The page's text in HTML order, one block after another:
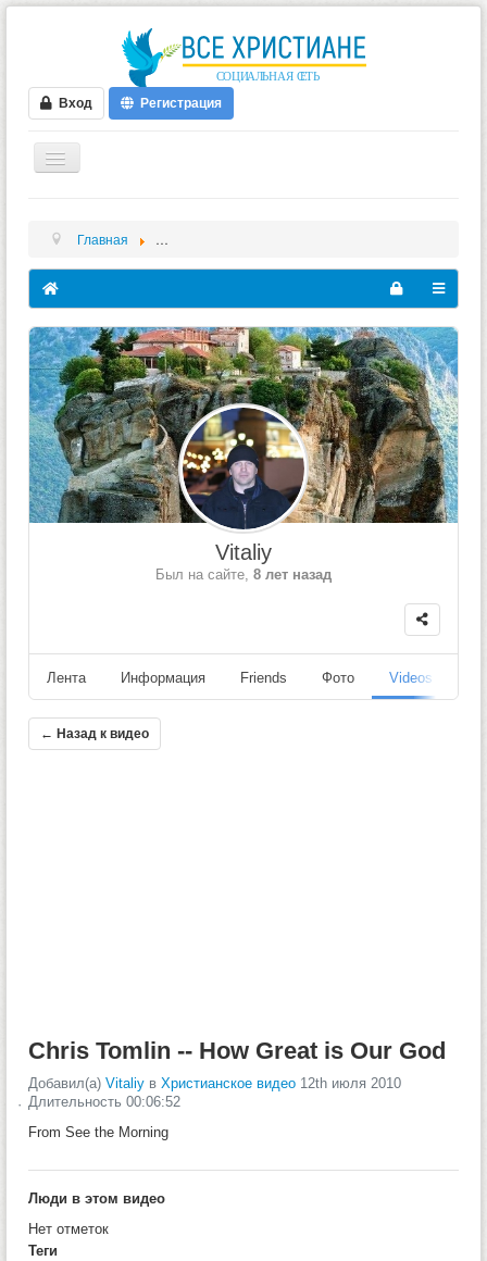
Вход Регистрация
ФОРУМ
ВИДЕО
БЛОГИ
МУЗЫКА
БИБЛИЯ
ОПРОСЫ
НОВОСТИ
Главная Vitaliy - Videos - Chris Tomlin -- How Great is Our God
Vitaliy
Был на сайте, 8 лет назад
Лента Информация Friends Фото Videos
← Назад к видео
Chris Tomlin -- How Great is Our God
Добавил(а) Vitaliy в Христианское видео 12th июля 2010
Длительность 00:06:52
From See the Morning
Люди в этом видео
Нет отметок
Теги